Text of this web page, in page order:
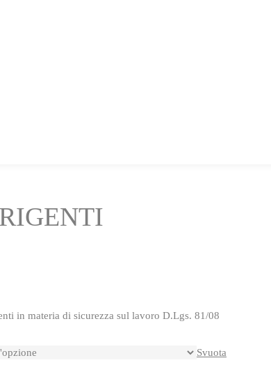
in materia di sicurezza sul lavoro D.Lgs. 81/08
Svuota